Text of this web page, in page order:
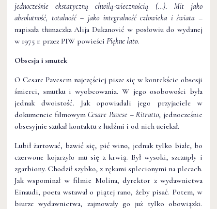
jednocześnie ekstatyczną chwilą-wiecznością (…). Mit jako
absolutność, totalność – jako integralność człowieka i świata –
napisała tłumaczka Alija Dukanović w posłowiu do wydanej
w 1975 r. przez PIW powieści Piękne lato.
Obsesja i smutek
O Cesare Pavesem najczęściej pisze się w kontekście obsesji
śmierci, smutku i wyobcowania. W jego osobowości była
jednak dwoistość. Jak opowiadali jego przyjaciele w
dokumencie filmowym Cesare Pavese – Ritratto, jednocześnie
obsesyjnie szukał kontaktu z ludźmi i od nich uciekał.
Lubił żartować, bawić się, pić wino, jednak tylko białe, bo
czerwone kojarzyło mu się z krwią. Był wysoki, szczupły i
zgarbiony. Chodził szybko, z rękami splecionymi na plecach.
Jak wspominał w filmie Molina, dyrektor z wydawnictwa
Einaudi, poeta wstawał o piątej rano, żeby pisać. Potem, w
biurze wydawnictwa, zajmowały go już tylko obowiązki.